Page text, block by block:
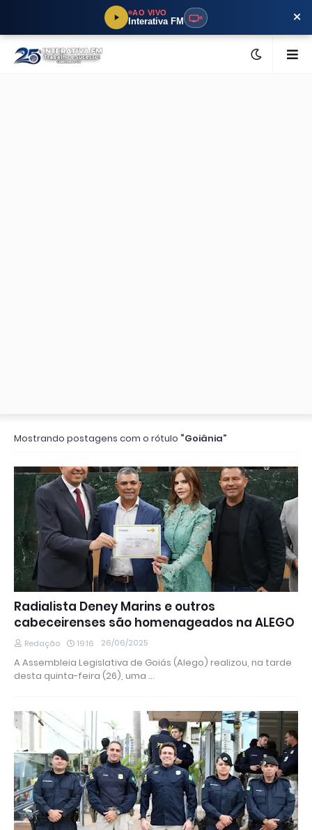
AO VIVO
Interativa FM ×
Mostrando postagens com o rótulo Goiânia
Radialista Deney Marins e outros
cabeceirenses são homenageados na ALEGO
Redação 19:16 26/06/2025
A Assembleia Legislativa de Goiás (Alego) realizou, na tarde
desta quinta-feira (26), uma …